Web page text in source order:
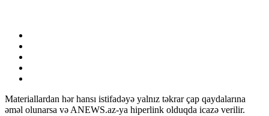
Materiallardan hər hansı istifadəyə yalnız təkrar çap qaydalarına
əməl olunarsa və ANEWS.az-ya hiperlink olduqda icazə verilir.